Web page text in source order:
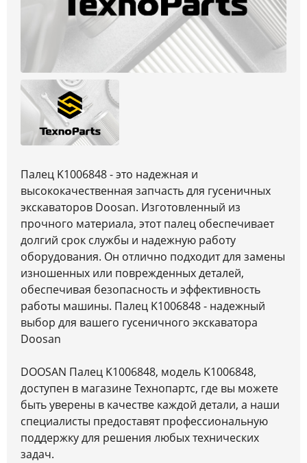
Палец K1006848 - это надежная и
высококачественная запчасть для гусеничных
экскаваторов Doosan. Изготовленный из
прочного материала, этот палец обеспечивает
долгий срок службы и надежную работу
оборудования. Он отлично подходит для замены
изношенных или поврежденных деталей,
обеспечивая безопасность и эффективность
работы машины. Палец K1006848 - надежный
выбор для вашего гусеничного экскаватора
Doosan
DOOSAN Палец K1006848, модель K1006848,
доступен в магазине Технопартс, где вы можете
быть уверены в качестве каждой детали, а наши
специалисты предоставят профессиональную
поддержку для решения любых технических
задач.